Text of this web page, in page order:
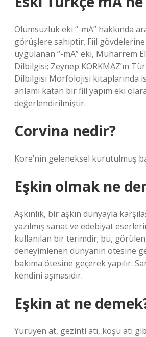
Olumsuzluk eki “-mA” hakkında
görüşlere sahiptir. Fiil
uygulanan “-mA” eki, Muharrem
Dilbilgisi; Zeynep KORKMAZ’ın
Dilbilgisi Morfolojisi kitaplarında
anlamı katan bir fiil yapım eki
değerlendirilmiştir.
Corvina nedir?
Kore’nin geleneksel kurutulmuş
Eşkin olmak ne
Aşkınlık, bir aşkın dünyayla
yazılmış sanat ve edebiyat
kullanılan bir terimdir; bu,
deneyimlenen dünyanın ötesine
bakıma ötesine geçerek yapılır.
kendini aşmasıdır.
Eşkin at ne
Yürüyen at, gezinti atı, koşu atı